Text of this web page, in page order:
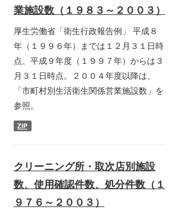
業施設数（１９８３～２００３）
厚生労働省「衛生行政報告例」 平成８
年（１９９６年）までは１２月３１日時
点、平成９年度（１９９７年）からは３
月３１日時点。２００４年度以降は、
「市町村別生活衛生関係営業施設数」を
参照。
ZIP
クリーニング所・取次店別施設
数、使用確認件数、処分件数（１
９７６～２００３）